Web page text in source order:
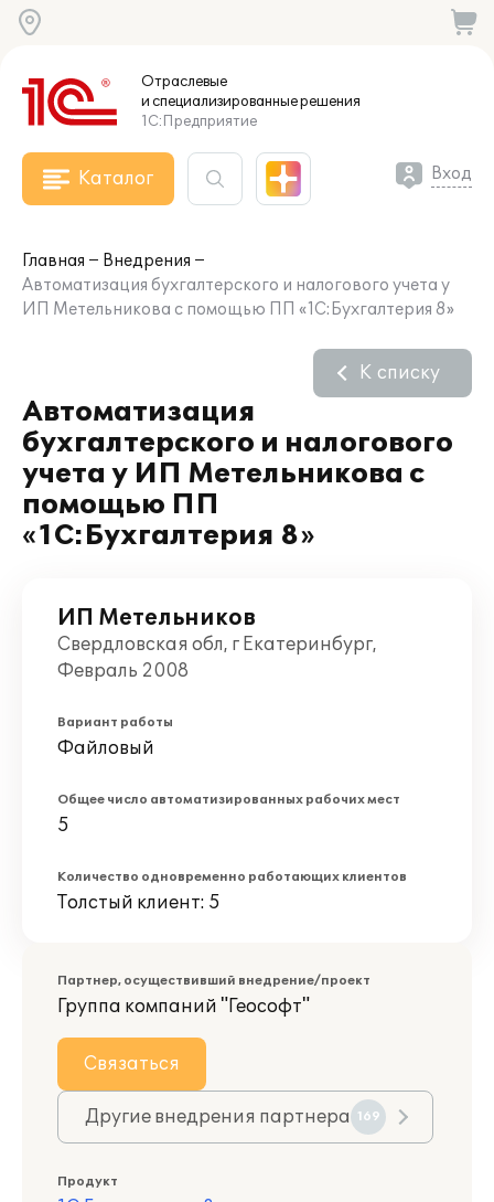
Отраслевые
и специализированныерешения
1С:Предприятие
Каталог Вход
Главная
Внедрения
Автоматизация бухгалтерского и налогового учета у
ИП Метельникова с помощью ПП «1С:Бухгалтерия 8»
Автоматизация
бухгалтерского и налогового
учета у ИП Метельникова с
помощью ПП
«1С:Бухгалтерия 8»
К списку
ИП Метельников
Свердловская обл, г Екатеринбург,
Февраль 2008
Вариант работы
Файловый
Общее число автоматизированных рабочих мест
5
Количество одновременно работающих клиентов
Толстый клиент: 5
Партнер, осуществивший внедрение/проект
Группа компаний "Геософт"
Связаться
Другие внедрения партнера 169
Продукт